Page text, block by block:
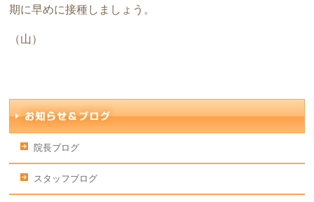
期に早めに接種しましょう。
（山）
院長ブログ
スタッフブログ